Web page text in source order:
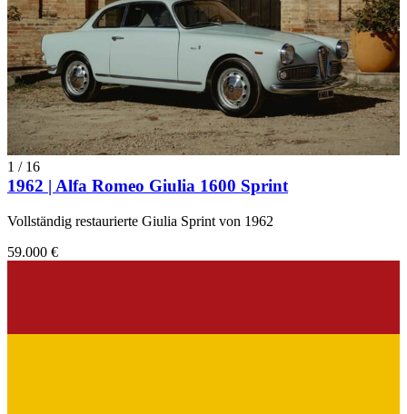
1 / 16
1962 | Alfa Romeo Giulia 1600 Sprint
Vollständig restaurierte Giulia Sprint von 1962
59.000 €